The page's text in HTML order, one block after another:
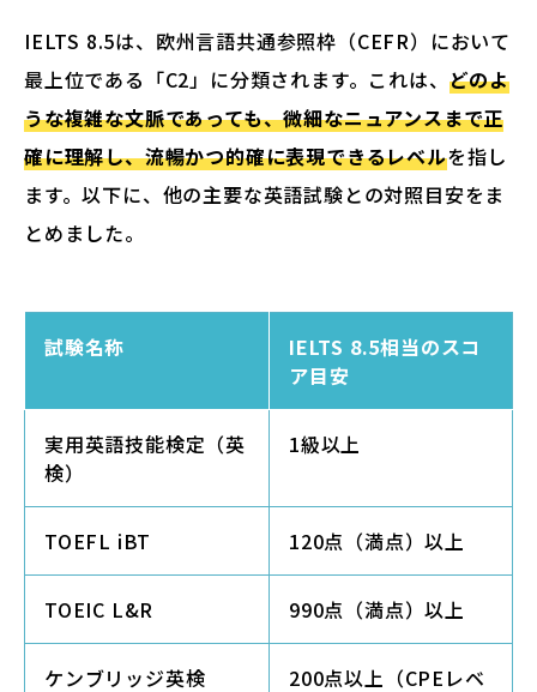
IELTS 8.5は、欧州言語共通参照枠（CEFR）において
最上位である「C2」に分類されます。これは、 どのよ
うな複雑な文脈であっても、微細なニュアンスまで正
確に理解し、流暢かつ的確に表現できるレベルを指し
ます。以下に、他の主要な英語試験との対照目安をま
とめました。
試験名称
IELTS 8.5相当のスコ
ア目安
実用英語技能検定（英
検）
1級以上
TOEFL iBT 120点（満点）以上
TOEIC L&R 990点（満点）以上
ケンブリッジ英検
200点以上（CPEレベ